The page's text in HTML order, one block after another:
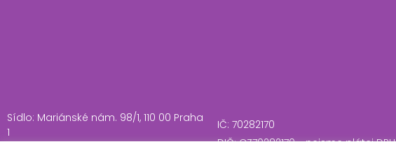
Sídlo: Mariánské nám. 98/1, 110 00 Praha
1
IČ: 70282170
DIČ: CZ70282170 - nejsme plátci DPH